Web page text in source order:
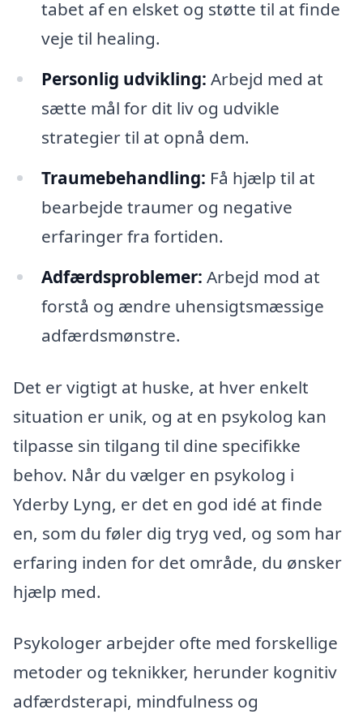
tabet af en elsket og støtte til at finde
veje til healing.
Personlig udvikling: Arbejd med at
sætte mål for dit liv og udvikle
strategier til at opnå dem.
Traumebehandling: Få hjælp til at
bearbejde traumer og negative
erfaringer fra fortiden.
Adfærdsproblemer: Arbejd mod at
forstå og ændre uhensigtsmæssige
adfærdsmønstre.
Det er vigtigt at huske, at hver enkelt
situation er unik, og at en psykolog kan
tilpasse sin tilgang til dine specifikke
behov. Når du vælger en psykolog i
Yderby Lyng, er det en god idé at finde
en, som du føler dig tryg ved, og som har
erfaring inden for det område, du ønsker
hjælp med.
Psykologer arbejder ofte med forskellige
metoder og teknikker, herunder kognitiv
adfærdsterapi, mindfulness og